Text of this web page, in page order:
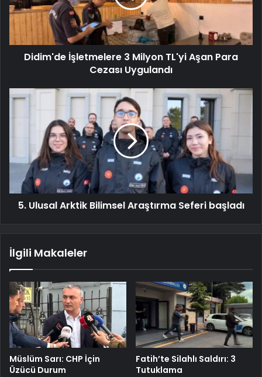
Didim'de İşletmelere 3 Milyon TL'yi Aşan Para
Cezası Uygulandı
5. Ulusal Arktik Bilimsel Araştırma Seferi başladı
İlgili Makaleler
Müslüm Sarı: CHP İçin
Üzücü Durum
Fatih’te Silahlı Saldırı: 3
Tutuklama